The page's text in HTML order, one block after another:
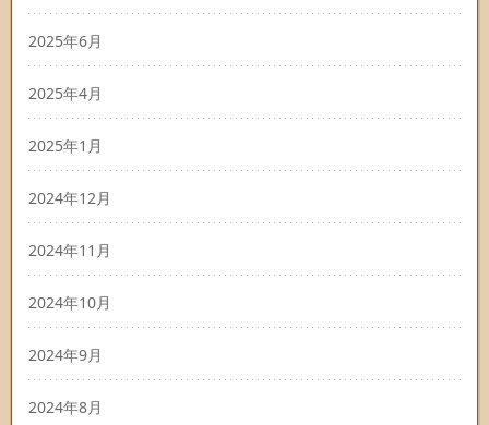
2025年6月
2025年4月
2025年1月
2024年12月
2024年11月
2024年10月
2024年9月
2024年8月